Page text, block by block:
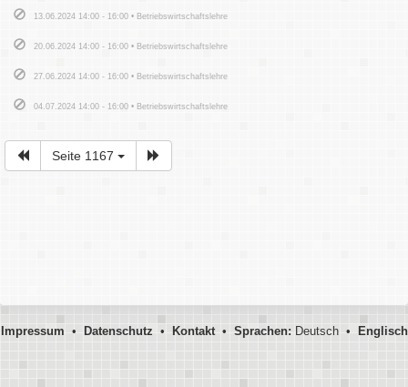
13.06.2024 14:00 - 16:00 • Betriebswirtschaftslehre
20.06.2024 14:00 - 16:00 • Betriebswirtschaftslehre
27.06.2024 14:00 - 16:00 • Betriebswirtschaftslehre
04.07.2024 14:00 - 16:00 • Betriebswirtschaftslehre
Seite 1167
Impressum • Datenschutz • Kontakt• Sprachen:Deutsch • Englisch